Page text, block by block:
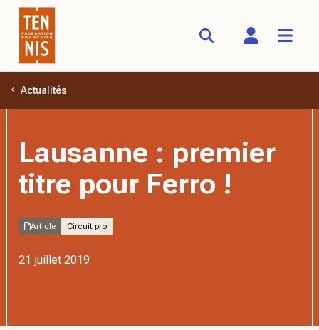
Aller au contenu principal
Actualités
Lausanne : premier
titre pour Ferro !
Article Circuit pro
21 juillet 2019